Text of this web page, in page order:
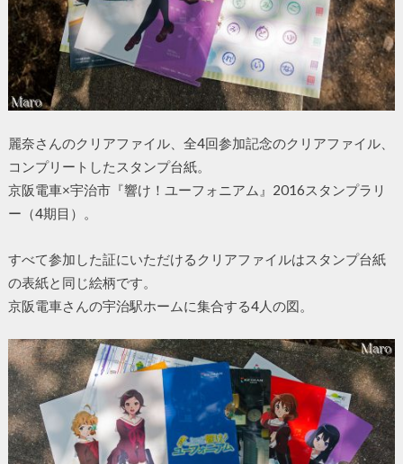
麗奈さんのクリアファイル、全4回参加記念のクリアファイル、
コンプリートしたスタンプ台紙。
京阪電車×宇治市『響け！ユーフォニアム』2016スタンプラリ
ー（4期目）。
すべて参加した証にいただけるクリアファイルはスタンプ台紙
の表紙と同じ絵柄です。
京阪電車さんの宇治駅ホームに集合する4人の図。